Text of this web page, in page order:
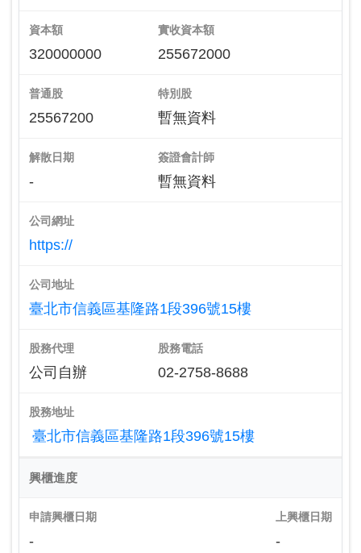
資本額
320000000
實收資本額
255672000
普通股
25567200
特別股
暫無資料
解散日期
-
簽證會計師
暫無資料
公司網址
https://
公司地址
臺北市信義區基隆路1段396號15樓
股務代理
公司自辦
股務電話
02-2758-8688
股務地址
臺北市信義區基隆路1段396號15樓
興櫃進度
申請興櫃日期
-
上興櫃日期
-